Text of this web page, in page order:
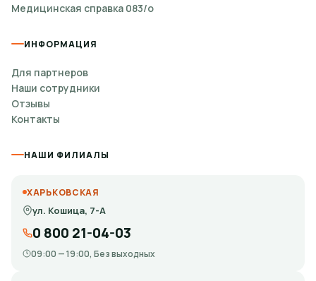
Медицинская справка 083/о
ИНФОРМАЦИЯ
Для партнеров
Наши сотрудники
Отзывы
Контакты
НАШИ ФИЛИАЛЫ
ХАРЬКОВСКАЯ
ул. Кошица, 7-А
0 800 21-04-03
09:00 — 19:00, Без выходных